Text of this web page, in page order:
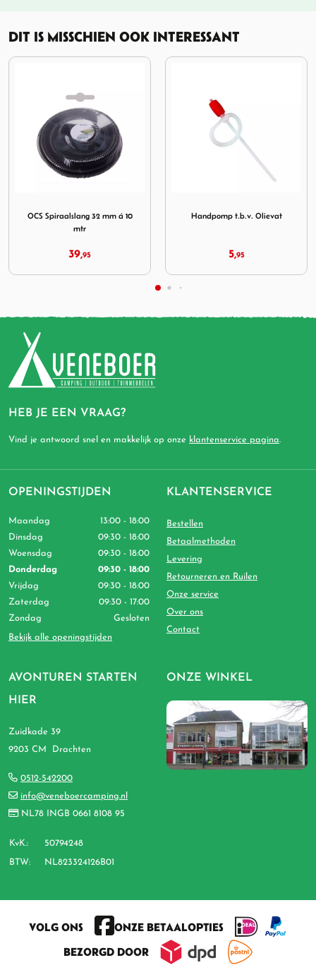
DIT IS MISSCHIEN OOK INTERESSANT
Handpomp t.b.v. Olievat
5,
Haba Maas 15 Dompelpomp met
19,
HEB JE EEN VRAAG?
Vind je antwoord snel en makkelijk op onze klantenservice pagina.
AVONTUREN STARTEN
HIER
Zuidkade 39
9203 CM Drachten
0512-542200
info@veneboercamping.nl
NL78 INGB 0661 8108 95
KvK.: 50794248
BTW: NL823324126B01
OPENINGSTIJDEN
Maandag
13:00 - 18:00
Dinsdag
09:30 - 18:00
Woensdag
09:30 - 18:00
Donderdag
09:30 - 18:00
Vrijdag
09:30 - 18:00
Zaterdag
09:30 - 17:00
Zondag
Gesloten
Bekijk alle openingstijden
KLANTENSERVICE
Bestellen
Betaalmethoden
Levering
Retourneren en Ruilen
Onze service
Over ons
Contact
ONZE WINKEL
VOLG ONS
ONZE BETAALOPTIES
BEZORGD DOOR